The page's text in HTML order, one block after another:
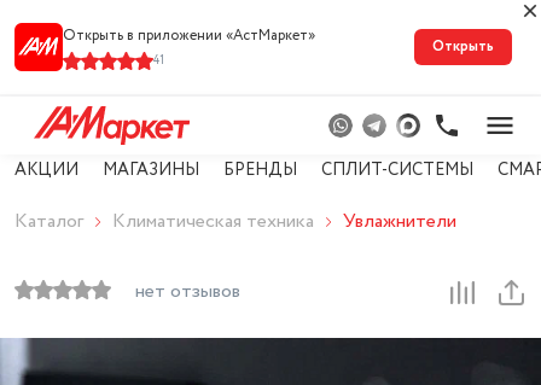
Открыть в приложении «АстМарке‪т‬»
41
Открыть
АКЦИИ МАГАЗИНЫ БРЕНДЫ СПЛИТ-СИСТЕМЫ
Каталог Климатическая техника Увлажнители
нет отзывов